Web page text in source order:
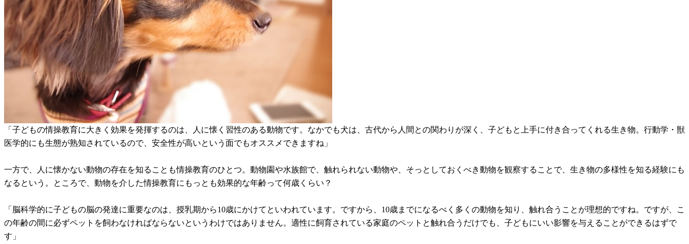
「子どもの情操教育に大きく効果を発揮するのは、人に懐く習性のある動物です。なかでも犬は、古代から人間との関わりが深く、子どもと上手に付き合ってくれる生き物。行動学・獣
医学的にも生態が熟知されているので、安全性が高いという面でもオススメできますね」
一方で、人に懐かない動物の存在を知ることも情操教育のひとつ。動物園や水族館で、触れられない動物や、そっとしておくべき動物を観察することで、生き物の多様性を知る経験にも
なるという。ところで、動物を介した情操教育にもっとも効果的な年齢って何歳くらい？
「脳科学的に子どもの脳の発達に重要なのは、授乳期から10歳にかけてといわれています。ですから、10歳までになるべく多くの動物を知り、触れ合うことが理想的ですね。ですが、こ
の年齢の間に必ずペットを飼わなければならないというわけではありません。適性に飼育されている家庭のペットと触れ合うだけでも、子どもにいい影響を与えることができるはずで
す」